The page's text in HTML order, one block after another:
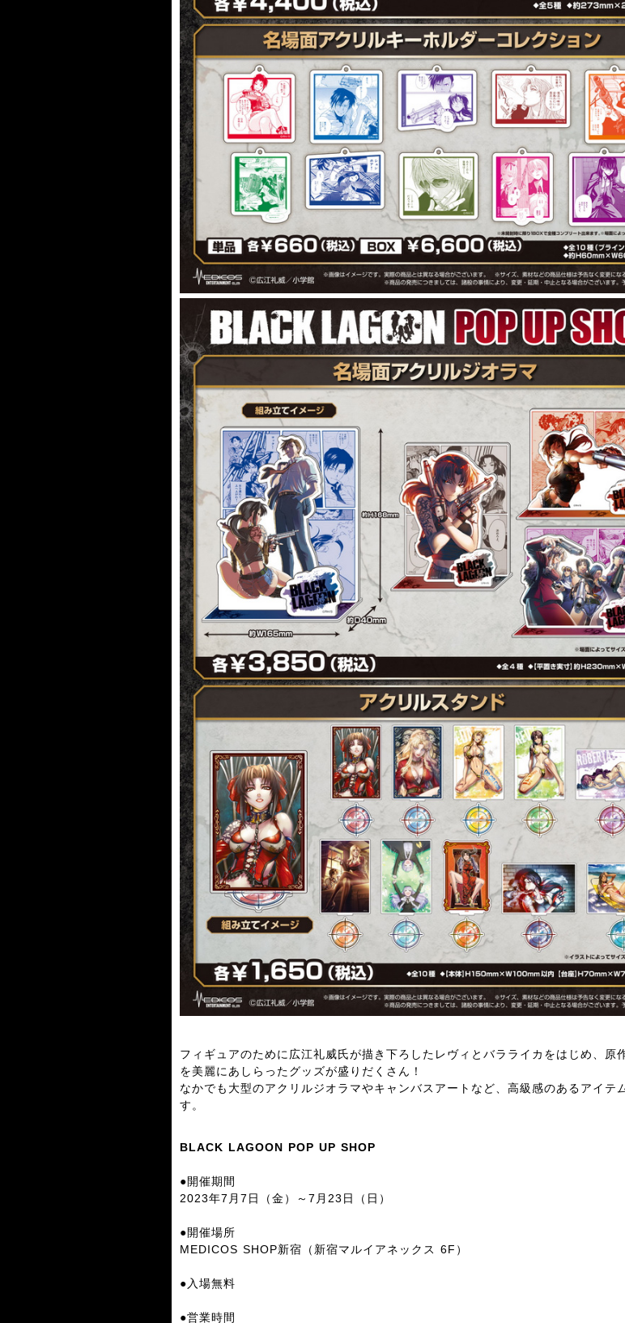
フィギュアのために広江礼威氏が描き下ろしたレヴィとバラライカをはじめ、原
を美麗にあしらったグッズが盛りだくさん！
なかでも大型のアクリルジオラマやキャンバスアートなど、高級感のあるアイテ
す。
BLACK LAGOON POP UP SHOP
●開催期間
2023年7月7日（金）～7月23日（日）
●開催場所
MEDICOS SHOP新宿（新宿マルイアネックス 6F）
●入場無料
●営業時間